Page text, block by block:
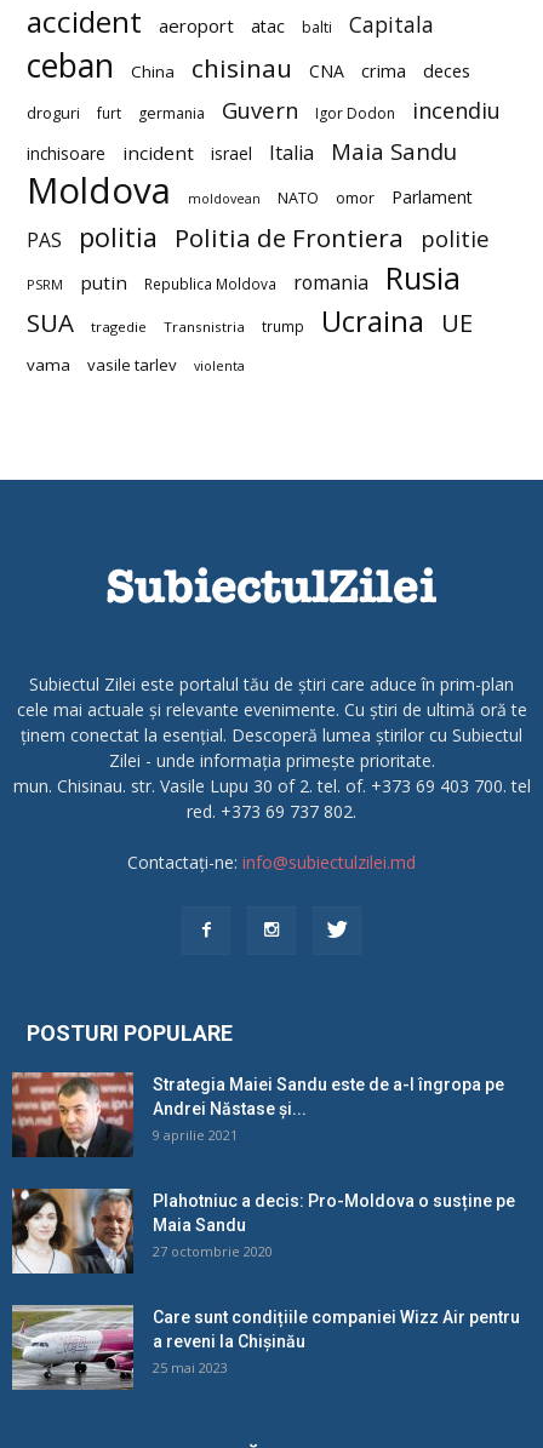
accident aeroport atac balti Capitala
ceban China chisinau CNA crima deces
droguri furt germania Guvern Igor Dodon incendiu
inchisoare incident israel Italia Maia Sandu
Moldova moldovean NATO omor Parlament
PAS politia Politia de Frontiera politie
PSRM putin Republica Moldova romania Rusia
SUA tragedie Transnistria trump Ucraina UE
vama vasile tarlev violenta
Subiectul Zilei este portalul tău de știri care aduce în prim-plan
cele mai actuale și relevante evenimente. Cu știri de ultimă oră te
ținem conectat la esențial. Descoperă lumea știrilor cu Subiectul
Zilei - unde informația primește prioritate.
mun. Chisinau. str. Vasile Lupu 30 of 2. tel. of. +373 69 403 700. tel
red. +373 69 737 802.
Contactați-ne: info@subiectulzilei.md
POSTURI POPULARE
Strategia Maiei Sandu este de a-l îngropa pe
Andrei Năstase și...
9 aprilie 2021
Plahotniuc a decis: Pro-Moldova o susține pe
Maia Sandu
27 octombrie 2020
Care sunt condițiile companiei Wizz Air pentru
a reveni la Chișinău
25 mai 2023